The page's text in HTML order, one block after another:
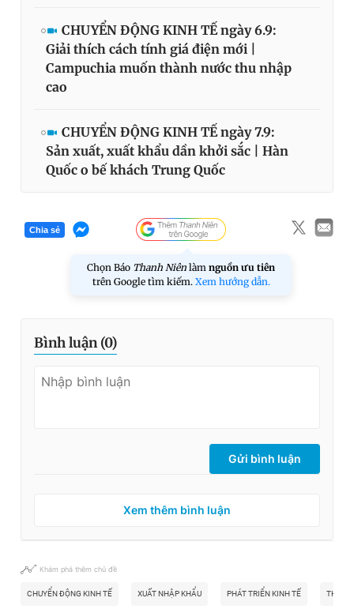
CHUYỂN ĐỘNG KINH TẾ ngày 6.9:
Giải thích cách tính giá điện mới |
Campuchia muốn thành nước thu nhập
cao
CHUYỂN ĐỘNG KINH TẾ ngày 7.9:
Sản xuất, xuất khẩu dần khởi sắc | Hàn
Quốc o bế khách Trung Quốc
Chia sẻ
Chọn Báo Thanh Niên làm nguồn ưu tiên
trên Google tìm kiếm. Xem hướng dẫn.
Bình luận (0)
Gửi bình luận
Xem thêm bình luận
Khám phá thêm chủ đề
CHUYỂN ĐỘNG KINH TẾ XUẤT NHẬP KHẨU PHÁT TRIỂN KINH TẾ THỊ